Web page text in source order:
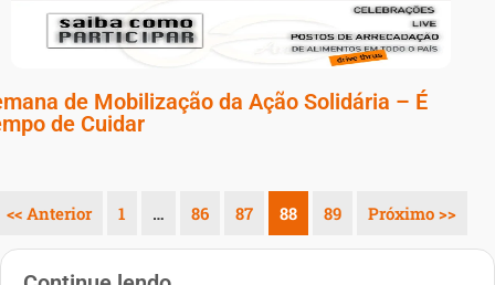
de Mobilização da Ação Solidária – É
de Cuidar
<< Anterior 1 … 86 87 88 89 Próximo >>